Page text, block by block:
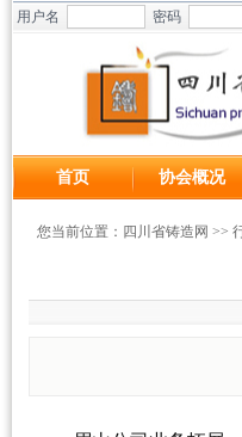
用户名 密码
首页 协会概况
您当前位置： 四川省铸造网 >>